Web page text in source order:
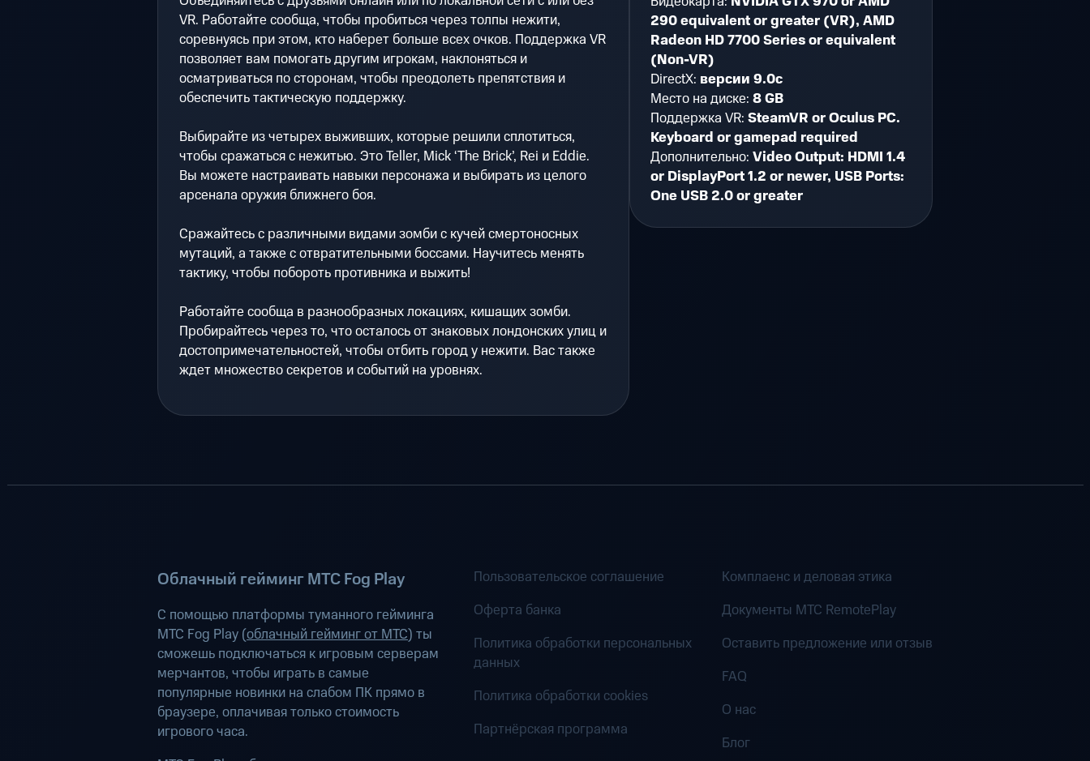
VR. Работайте сообща, чтобы пробиться через толпы нежити,
соревнуясь при этом, кто наберет больше всех очков. Поддержка VR
позволяет вам помогать другим игрокам, наклоняться и
осматриваться по сторонам, чтобы преодолеть препятствия и
обеспечить тактическую поддержку.
Выбирайте из четырех выживших, которые решили сплотиться,
чтобы сражаться с нежитью. Это Teller, Mick ‘The Brick’, Rei и Eddie.
Вы можете настраивать навыки персонажа и выбирать из целого
арсенала оружия ближнего боя.
Сражайтесь с различными видами зомби с кучей смертоносных
мутаций, а также с отвратительными боссами. Научитесь менять
тактику, чтобы побороть противника и выжить!
Работайте сообща в разнообразных локациях, кишащих зомби.
Пробирайтесь через то, что осталось от знаковых лондонских улиц и
достопримечательностей, чтобы отбить город у нежити. Вас также
ждет множество секретов и событий на уровнях.
290 equivalent or greater (VR), AMD
Radeon HD 7700 Series or equivalent
(Non-VR)
DirectX: версии 9.0c
Место на диске:8 GB
Поддержка VR:SteamVR or Oculus PC.
Keyboard or gamepad required
Дополнительно:Video Output: HDMI 1.4
or DisplayPort 1.2 or newer, USB Ports:
One USB 2.0 or greater
Облачный гейминг МТС Fog Play
С помощью платформы туманного гейминга
МТС Fog Play (облачный гейминг от МТС) ты
сможешь подключаться к игровым серверам
мерчантов, чтобы играть в самые
популярные новинки на слабом ПК прямо в
браузере, оплачивая только стоимость
игрового часа.
Пользовательское соглашение
Оферта банка
Политика обработки персональных
данных
Политика обработки cookies
Партнёрская программа
Комплаенс и деловая этика
Документы MTC RemotePlay
Оставить предложение или отзыв
FAQ
О нас
Блог